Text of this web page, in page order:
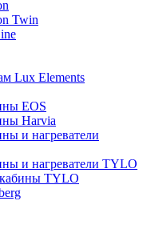
Twin
Lux Elements
EOS
Harvia
и нагреватели
и нагреватели TYLO
TYLO